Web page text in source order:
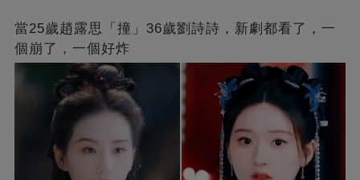
當25歲趙露思「撞」36歲劉詩詩，新劇都看了，一
個崩了，一個好炸